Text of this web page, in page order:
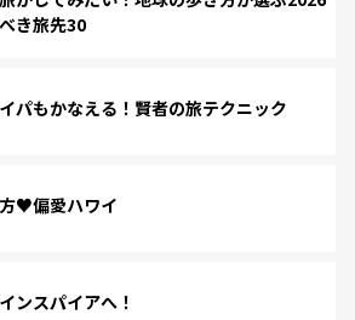
き旅先30
パもかなえる！賢者の旅テクニック
♥偏愛ハワイ
ンスパイアへ！